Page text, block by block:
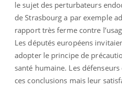
le sujet des perturbateurs
de Strasbourg a par exemple
rapport très ferme contre
Les députés européens
adopter le principe de
santé humaine. Les
ces conclusions mais leur